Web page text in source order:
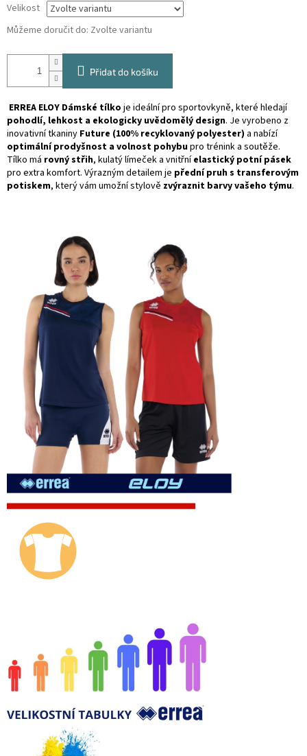
Velikost
Můžeme doručit do: Zvolte variantu
Přidat do košíku
ERREA ELOY Dámské tílko je ideální pro sportovkyně, které hledají
pohodlí, lehkost a ekologicky uvědomělý design. Je vyrobeno z
inovativní tkaniny Future (100% recyklovaný polyester) a nabízí
optimální prodyšnost a volnost pohybupro trénink a soutěže.
Tílko má rovný střih, kulatý límeček a vnitřníelastický potní pásek
pro extra komfort. Výrazným detailem je přední pruh s transferovým
potiskem, který vám umožní stylově zvýraznit barvy vašeho týmu.